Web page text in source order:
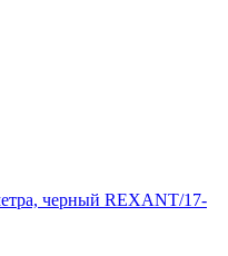
черный REXANT/17-